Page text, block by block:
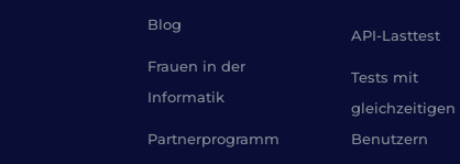
Blog
Frauen in der
Informatik
Partnerprogramm
API-Lasttest
Tests mit
gleichzeitigen
Benutzern